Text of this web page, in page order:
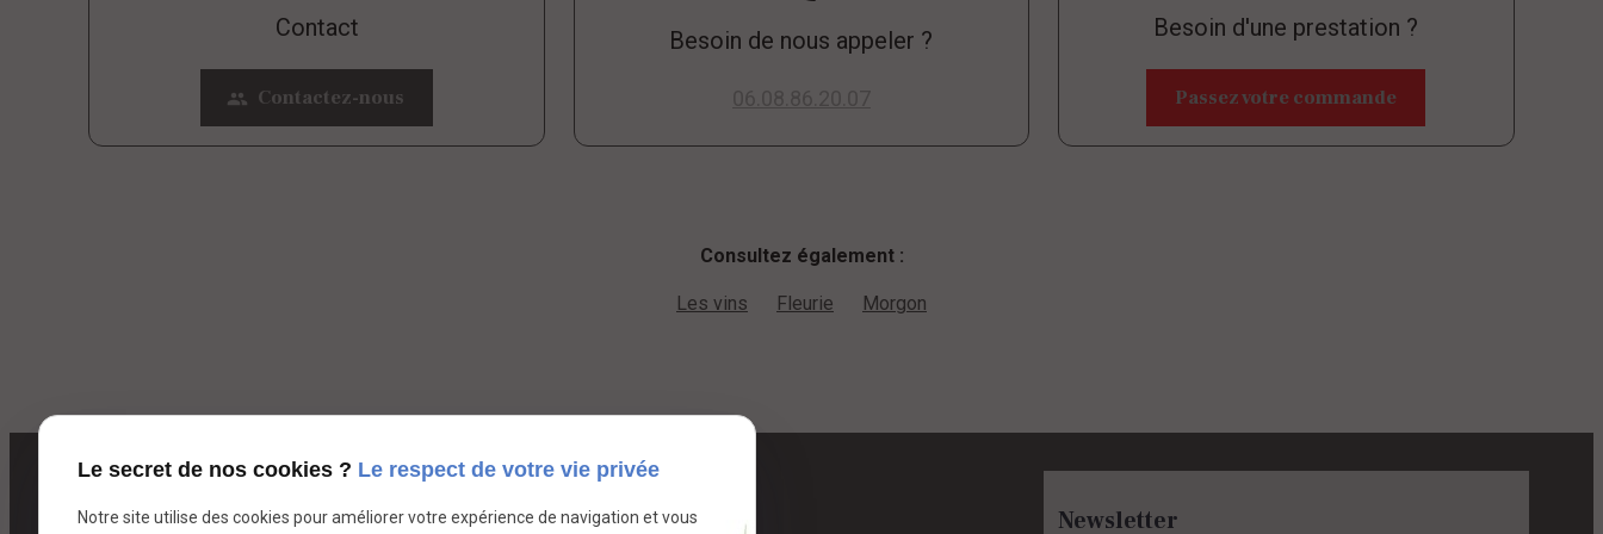
Contact
people Contactez-nous
Besoin de nous appeler ? Besoin d'une prestation ?
Passez votre commande
Consultez également :
Les vins Fleurie Morgon
Newsletter
Le secret de nos cookies ? Le respect de votre vie privée
Notre site utilise des cookies pour améliorer votre expérience de navigation et vous